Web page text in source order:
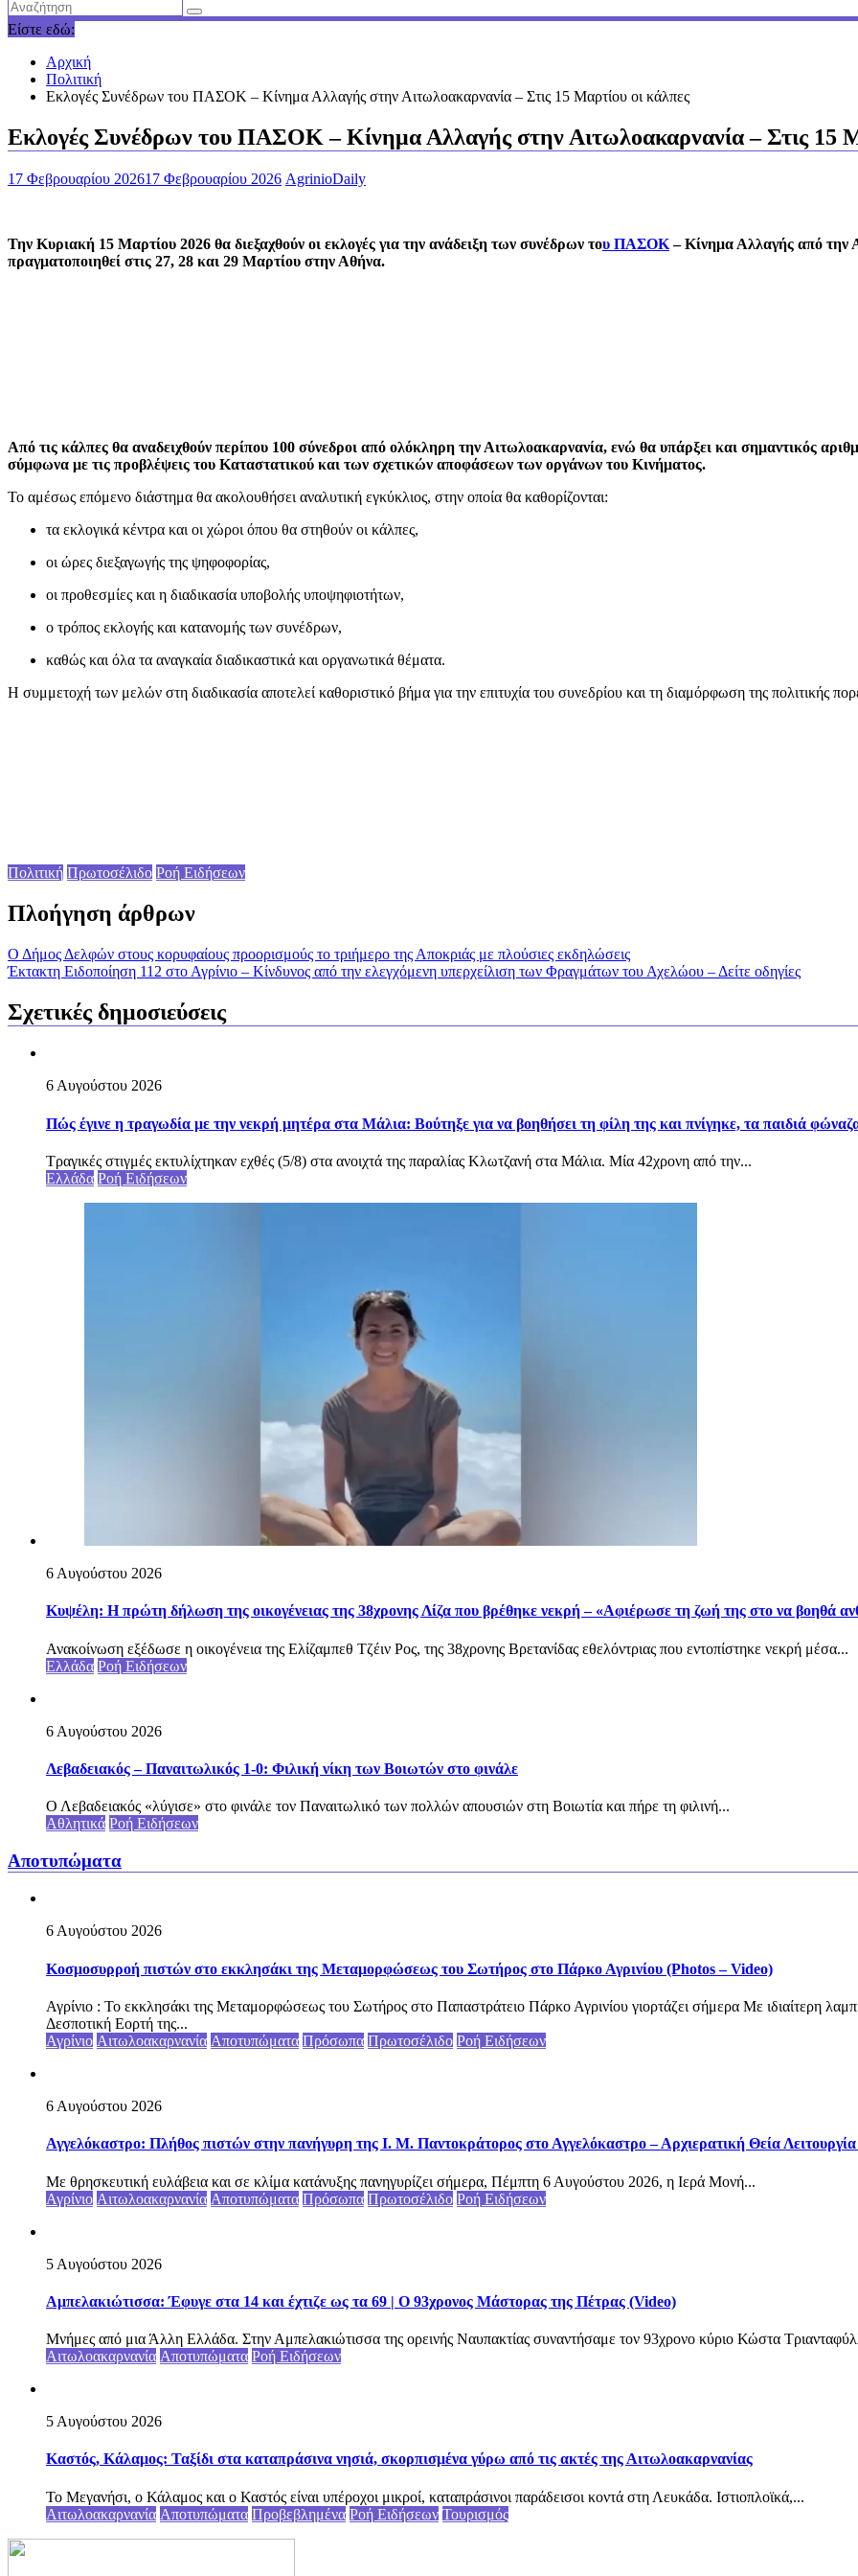
Είστε εδώ:
Αρχική
Πολιτική
Εκλογές Συνέδρων του ΠΑΣΟΚ – Κίνημα Αλλαγής στην Αιτωλοακαρνανία – Στις 15 Μαρτίου oι κάλπες
Εκλογές Συνέδρων του ΠΑΣΟΚ – Κίνημα Αλλαγής στην Αιτωλοακαρνανία – Στις 15
17 Φεβρουαρίου 202617 Φεβρουαρίου 2026 AgrinioDaily
Την Κυριακή 15 Μαρτίου 2026 θα διεξαχθούν οι εκλογές για την ανάδειξη των συνέδρων του ΠΑΣΟΚ– Κίνημα Αλλαγής από την
πραγματοποιηθεί στις 27, 28 και 29 Μαρτίου στην Αθήνα.
Από τις κάλπες θα αναδειχθούν περίπου 100 σύνεδροι από ολόκληρη την Αιτωλοακαρνανία, ενώ θα υπάρξει και σημαντικός
σύμφωνα με τις προβλέψεις του Καταστατικού και των σχετικών αποφάσεων των οργάνων του Κινήματος.
Το αμέσως επόμενο διάστημα θα ακολουθήσει αναλυτική εγκύκλιος, στην οποία θα καθορίζονται:
τα εκλογικά κέντρα και οι χώροι όπου θα στηθούν οι κάλπες,
οι ώρες διεξαγωγής της ψηφοφορίας,
οι προθεσμίες και η διαδικασία υποβολής υποψηφιοτήτων,
ο τρόπος εκλογής και κατανομής των συνέδρων,
καθώς και όλα τα αναγκαία διαδικαστικά και οργανωτικά θέματα.
Η συμμετοχή των μελών στη διαδικασία αποτελεί καθοριστικό βήμα για την επιτυχία του συνεδρίου και τη διαμόρφωση της πολιτικής
Πολιτική Πρωτοσέλιδο Ροή Ειδήσεων
Πλοήγηση άρθρων
Ο Δήμος Δελφών στους κορυφαίους προορισμούς το τριήμερο της Αποκριάς με πλούσιες εκδηλώσεις
Έκτακτη Ειδοποίηση 112 στο Αγρίνιο – Κίνδυνος από την ελεγχόμενη υπερχείλιση των Φραγμάτων του Αχελώου – Δείτε οδηγίες
Σχετικές δημοσιεύσεις
6 Αυγούστου 2026
Πώς έγινε η τραγωδία με την νεκρή μητέρα στα Μάλια: Βούτηξε για να βοηθήσει τη φίλη της και πνίγηκε, τα παιδιά
Τραγικές στιγμές εκτυλίχτηκαν εχθές (5/8) στα ανοιχτά της παραλίας Κλωτζανή στα Μάλια. Μία 42χρονη από την...
Ελλάδα Ροή Ειδήσεων
6 Αυγούστου 2026
Κυψέλη: Η πρώτη δήλωση της οικογένειας της 38χρονης Λίζα που βρέθηκε νεκρή – «Αφιέρωσε τη ζωή της στο να βοηθά
Ανακοίνωση εξέδωσε η οικογένεια της Ελίζαμπεθ Τζέιν Ρος, της 38χρονης Βρετανίδας εθελόντριας που εντοπίστηκε νεκρή μέσα...
Ελλάδα Ροή Ειδήσεων
6 Αυγούστου 2026
Λεβαδειακός – Παναιτωλικός 1-0: Φιλική νίκη των Βοιωτών στο φινάλε
Ο Λεβαδειακός «λύγισε» στο φινάλε τον Παναιτωλικό των πολλών απουσιών στη Βοιωτία και πήρε τη φιλινή...
Αθλητικά Ροή Ειδήσεων
Αποτυπώματα
6 Αυγούστου 2026
Κοσμοσυρροή πιστών στο εκκλησάκι της Μεταμορφώσεως του Σωτήρος στο Πάρκο Αγρινίου (Photos – Video)
Αγρίνιο : Το εκκλησάκι της Μεταμορφώσεως του Σωτήρος στο Παπαστράτειο Πάρκο Αγρινίου γιορτάζει σήμερα Με ιδιαίτερη
Δεσποτική Εορτή της...
Αγρίνιο Αιτωλοακαρνανία Αποτυπώματα Πρόσωπα Πρωτοσέλιδο Ροή Ειδήσεων
6 Αυγούστου 2026
Αγγελόκαστρο: Πλήθος πιστών στην πανήγυρη της Ι. Μ. Παντοκράτορος στο Αγγελόκαστρο – Αρχιερατική Θεία
Με θρησκευτική ευλάβεια και σε κλίμα κατάνυξης πανηγυρίζει σήμερα, Πέμπτη 6 Αυγούστου 2026, η Ιερά Μονή...
Αγρίνιο Αιτωλοακαρνανία Αποτυπώματα Πρόσωπα Πρωτοσέλιδο Ροή Ειδήσεων
5 Αυγούστου 2026
Αμπελακιώτισσα: Έφυγε στα 14 και έχτιζε ως τα 69 | Ο 93χρονος Μάστορας της Πέτρας (Video)
Μνήμες από μια Άλλη Ελλάδα. Στην Αμπελακιώτισσα της ορεινής Ναυπακτίας συναντήσαμε τον 93χρονο κύριο Κώστα
Αιτωλοακαρνανία Αποτυπώματα Ροή Ειδήσεων
5 Αυγούστου 2026
Καστός, Κάλαμος: Ταξίδι στα καταπράσινα νησιά, σκορπισμένα γύρω από τις ακτές της Αιτωλοακαρνανίας
Το Μεγανήσι, ο Κάλαμος και ο Καστός είναι υπέροχοι μικροί, καταπράσινοι παράδεισοι κοντά στη Λευκάδα. Ιστιοπλοϊκά,...
Αιτωλοακαρνανία Αποτυπώματα Προβεβλημένα Ροή Ειδήσεων Τουρισμός